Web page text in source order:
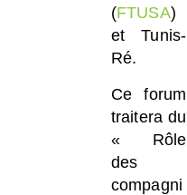
(FTUSA)
et Tunis-
Ré.
Ce forum
traitera du
« Rôle
des
compagni